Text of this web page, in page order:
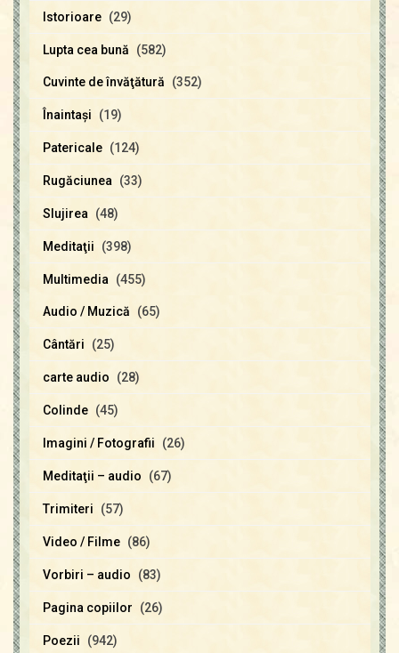
Istorioare (29)
Lupta cea bună (582)
Cuvinte de învăţătură (352)
Înaintaşi (19)
Patericale (124)
Rugăciunea (33)
Slujirea (48)
Meditaţii (398)
Multimedia (455)
Audio / Muzică (65)
Cântări (25)
carte audio (28)
Colinde (45)
Imagini / Fotografii (26)
Meditaţii – audio (67)
Trimiteri (57)
Video / Filme (86)
Vorbiri – audio (83)
Pagina copiilor (26)
Poezii (942)